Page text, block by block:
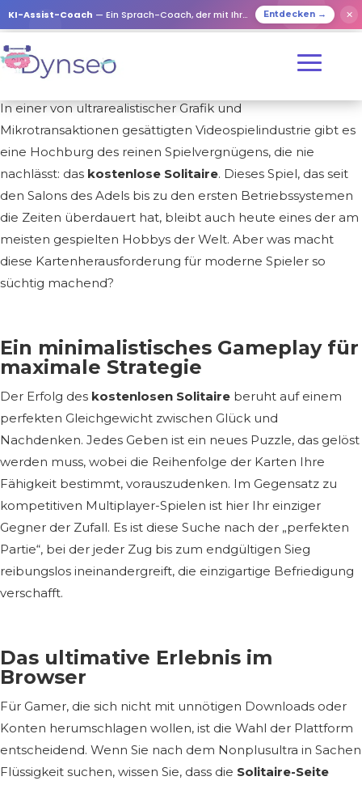
KI-Assist-Coach — Ein Sprach-Coach, der mit Ihren Lieben spielt Entdecken → ✕
In einer von ultrarealistischer Grafik und
Mikrotransaktionen gesättigten Videospielindustrie gibt es
eine Hochburg des reinen Spielvergnügens, die nie
nachlässt: das kostenlose Solitaire. Dieses Spiel, das seit
den Salons des Adels bis zu den ersten Betriebssystemen
die Zeiten überdauert hat, bleibt auch heute eines der am
meisten gespielten Hobbys der Welt. Aber was macht
diese Kartenherausforderung für moderne Spieler so
süchtig machend?
Ein minimalistisches Gameplay für
maximale Strategie
Der Erfolg des kostenlosen Solitaire beruht auf einem
perfekten Gleichgewicht zwischen Glück und
Nachdenken. Jedes Geben ist ein neues Puzzle, das gelöst
werden muss, wobei die Reihenfolge der Karten Ihre
Fähigkeit bestimmt, vorauszudenken. Im Gegensatz zu
kompetitiven Multiplayer-Spielen ist hier Ihr einziger
Gegner der Zufall. Es ist diese Suche nach der „perfekten
Partie“, bei der jeder Zug bis zum endgültigen Sieg
reibungslos ineinandergreift, die einzigartige Befriedigung
verschafft.
Das ultimative Erlebnis im
Browser
Für Gamer, die sich nicht mit unnötigen Downloads oder
Konten herumschlagen wollen, ist die Wahl der Plattform
entscheidend. Wenn Sie nach dem Nonplusultra in Sachen
Flüssigkeit suchen, wissen Sie, dass die Solitaire-Seite